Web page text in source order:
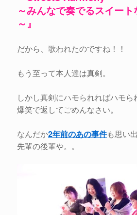
～みんなで奏でるスイート
～』
だから、歌われたのですね！！
もう至って本人達は真剣。
しかし真剣にハモられればハモ
爆笑で返してごめんなさい。
なんだか2年前のあの事件も思い
先輩の後輩や。。